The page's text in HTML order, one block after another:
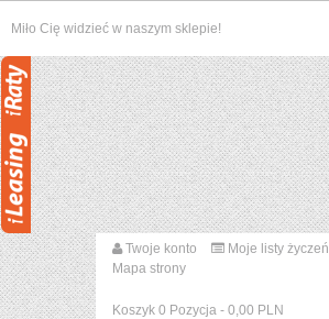
Miło Cię widzieć w naszym sklepie!
Twoje konto Moje listy życzeń
Mapa strony
Koszyk 0 Pozycja - 0,00 PLN